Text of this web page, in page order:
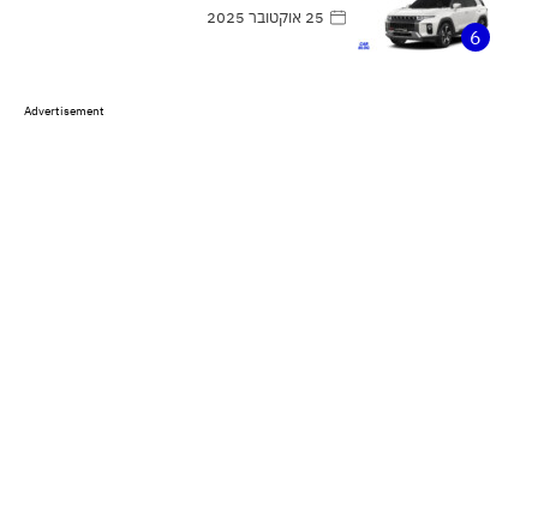
6
25 אוקטובר 2025
Advertisement